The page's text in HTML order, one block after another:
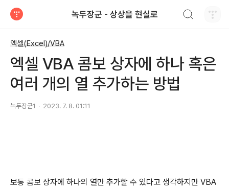
녹두장군 - 상상을 현실로
엑셀(Excel)/VBA
엑셀 VBA 콤보 상자에 하나 혹은
여러 개의 열 추가하는 방법
녹두장군1 2023. 7. 8. 01:11
보통 콤보 상자에 하나의 열만 추가할 수 있다고 생각하지만 VBA